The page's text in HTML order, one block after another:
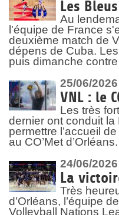
Les
Au
l'équipe de France
deuxième match de
dépens de Cuba.
puis dimanche
25/06/2026
VNL : le
Les très
dernier ont conduit
permettre l’accueil
au CO’Met d’Orléans.
24/06/2026
La
Très
d’Orléans, l’équipe
Volleyball Nations